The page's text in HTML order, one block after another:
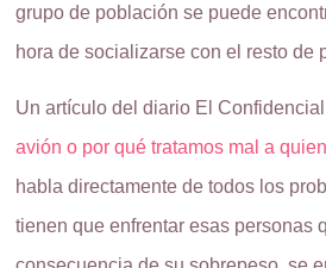
grupo de población se puede
hora de socializarse con el resto de
Un artículo del diario El Confidencial
avión o por qué tratamos mal a
habla directamente de todos los
tienen que enfrentar esas personas